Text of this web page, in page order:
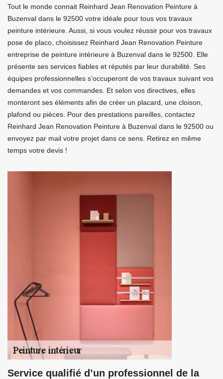
Tout le monde connait Reinhard Jean Renovation Peinture à
Buzenval dans le 92500 votre idéale pour tous vos travaux
peinture intérieure. Aussi, si vous voulez réussir pour vos travaux
pose de placo, choisissez Reinhard Jean Renovation Peinture
entreprise de peinture intérieure à Buzenval dans le 92500. Elle
présente ses services fiables et réputés par leur durabilité. Ses
équipes professionnelles s’occuperont de vos travaux suivant vos
demandes et vos commandes. Et selon vos directives, elles
monteront ses éléments afin de créer un placard, une cloison,
plafond ou pièces. Pour des prestations pareilles, contactez
Reinhard Jean Renovation Peinture à Buzenval dans le 92500 ou
envoyez par mail votre projet dans ce sens. Retirez en même
temps votre devis !
Service qualifié d’un professionnel de la